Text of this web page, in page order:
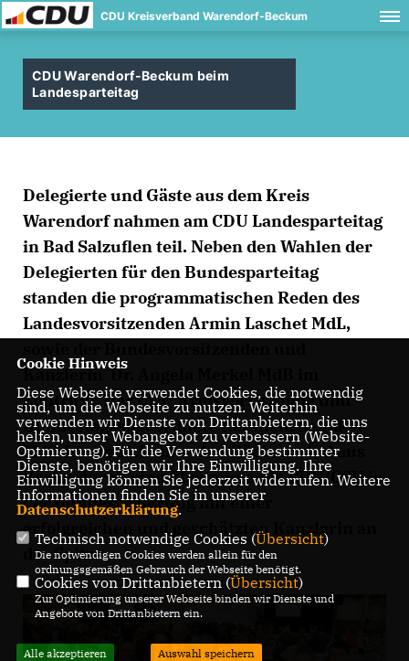
CDU Kreisverband Warendorf-Beckum
CDU Warendorf-Beckum beim
Landesparteitag
Delegierte und Gäste aus dem Kreis
Warendorf nahmen am CDU Landesparteitag
in Bad Salzuflen teil. Neben den Wahlen der
Delegierten für den Bundesparteitag
standen die programmatischen Reden des
Landesvorsitzenden Armin Laschet MdL,
Kanzlerin Dr. Angela Merkel MdB im
Zentrum. Der CDU Kreisvorsitzende und
Bundestagsabgeordnete Reinhold Sendker
MdB freute sich über den Rückenwind aus
Berlin durch eine überzeugende CDU/CSU in
der Bundesregierung mit einer
erfolgreichen und geschätzten Kanzlerin an
der Spitze.
Cookie Hinweis
Diese Webseite verwendet Cookies, die notwendig
sind, um die Webseite zu nutzen. Weiterhin
verwenden wir Dienste von Drittanbietern, die uns
helfen, unser Webangebot zu verbessern (Website-
Optmierung). Für die Verwendung bestimmter
Dienste, benötigen wir Ihre Einwilligung. Ihre
Einwilligung können Sie jederzeit widerrufen. Weitere
Informationen finden Sie in unserer
Datenschutzerklärung.
Technisch notwendige Cookies (Übersicht)
Die notwendigen Cookies werden allein für den
ordnungsgemäßen Gebrauch der Webseite benötigt.
Cookies von Drittanbietern (Übersicht)
Zur Optimierung unserer Webseite binden wir Dienste und
Angebote von Drittanbietern ein.
Alle akzeptieren Auswahl speichern